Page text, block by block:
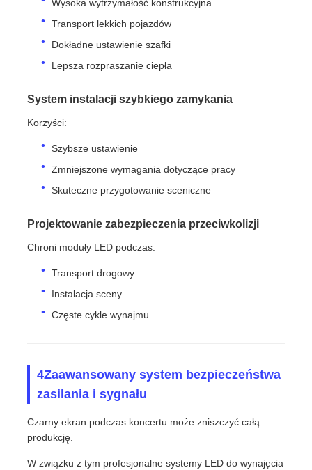
Wysoka wytrzymałość konstrukcyjna
Transport lekkich pojazdów
Dokładne ustawienie szafki
Lepsza rozpraszanie ciepła
System instalacji szybkiego zamykania
Korzyści:
Szybsze ustawienie
Zmniejszone wymagania dotyczące pracy
Skuteczne przygotowanie sceniczne
Projektowanie zabezpieczenia przeciwkolizji
Chroni moduły LED podczas:
Transport drogowy
Instalacja sceny
Częste cykle wynajmu
4Zaawansowany system bezpieczeństwa
zasilania i sygnału
Czarny ekran podczas koncertu może zniszczyć całą
produkcję.
W związku z tym profesjonalne systemy LED do wynajęcia